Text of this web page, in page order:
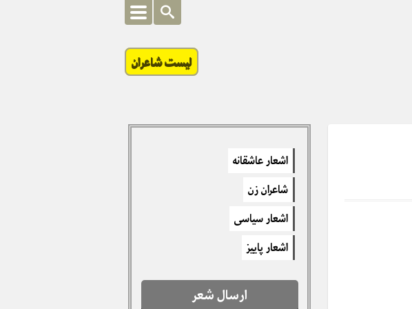
لیست شاعران
اشعار عاشقانه
شاعران زن
اشعار سیاسی
اشعار پاییز
ارسال شعر